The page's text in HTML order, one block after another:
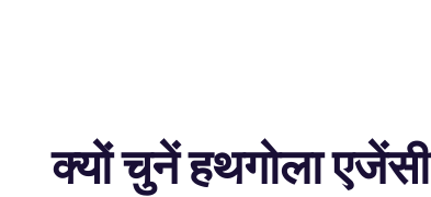
क्यों चुनें हथगोला एजेंसी